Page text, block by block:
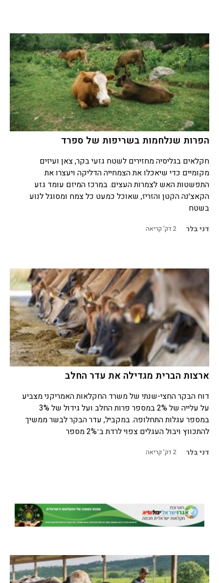
הפרות שנלחמות בשריפות של ספרד
חקלאים בגליסיה מחזירים לשטח גזעי בקר, צאן ועיזים
מקומיים כדי שיאכלו את הצמחייה הדליקה ויעצרו את
התפשטות האש לצמרות העצים. במרכז המיזם עומד גזע
הקאצ׳נה הקטן והזריז, שאוכל כמעט כל צמח ומסוגל לנוע
בשטח
דני בלר 2דק' קריאה
ארצות הברית מגדילה את עדר החלב
דוח הבקר החצי-שנתי של משרד החקלאות האמריקני מצביע
על עלייה של 2% במספר פרות החלב ועל גידול של 3%
במספר עגלות התחלופה. במקביל, עדר הבקר לבשר ממשיך
להתכווץ ויבול העגלים צפוי לרדת ב־2% מספר
דני בלר 2דק' קריאה